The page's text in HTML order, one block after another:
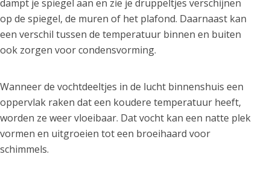
dampt je spiegel aan en zie je druppeltjes verschijnen
op de spiegel, de muren of het plafond. Daarnaast kan
een verschil tussen de temperatuur binnen en buiten
ook zorgen voor condensvorming.
Wanneer de vochtdeeltjes in de lucht binnenshuis een
oppervlak raken dat een koudere temperatuur heeft,
worden ze weer vloeibaar. Dat vocht kan een natte plek
vormen en uitgroeien tot een broeihaard voor
schimmels.